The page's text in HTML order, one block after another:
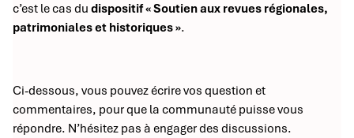
c’est le cas du dispositif « Soutien aux revues régionales,
patrimoniales et historiques ».
Ci-dessous, vous pouvez écrire vos question et
commentaires, pour que la communauté puisse vous
répondre. N’hésitez pas à engager des discussions.